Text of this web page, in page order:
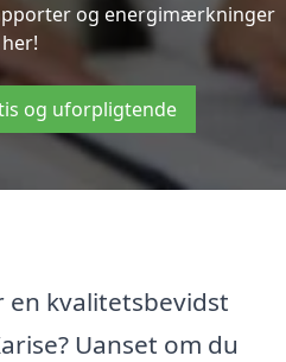
og energimærkninger
her!
og uforpligtende
en kvalitetsbevidst
Uanset om du